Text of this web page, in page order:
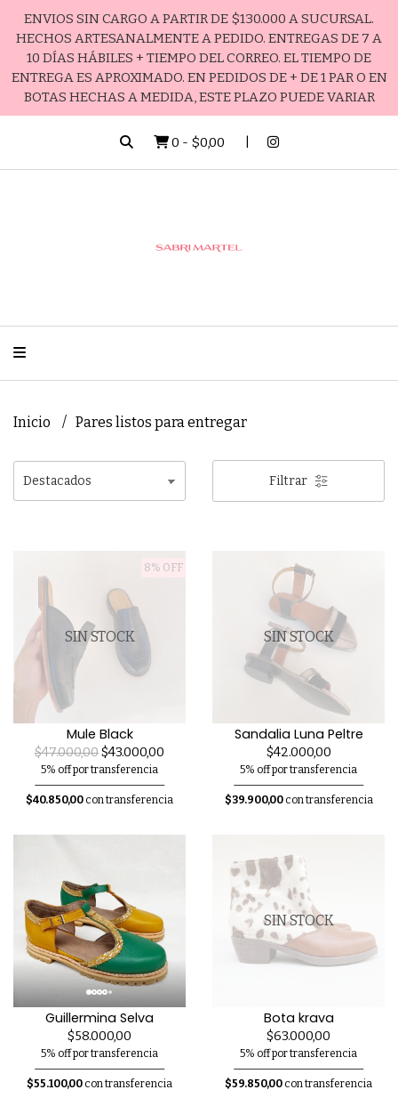
ENVIOS SIN CARGO A PARTIR DE $130.000 A SUCURSAL.
HECHOS ARTESANALMENTE A PEDIDO. ENTREGAS DE 7 A
10 DÍAS HÁBILES + TIEMPO DEL CORREO. EL TIEMPO DE
ENTREGA ES APROXIMADO. EN PEDIDOS DE + DE 1 PAR O EN
BOTAS HECHAS A MEDIDA, ESTE PLAZO PUEDE VARIAR
0 - $0,00
Inicio Pares listos para entregar
Filtrar
8% OFF
SIN STOCK
Mule Black
$47.000,00$43.000,00
5% off por transferencia
$40.850,00 con transferencia
SIN STOCK
Sandalia Luna Peltre
$42.000,00
5% off por transferencia
$39.900,00con transferencia
Guillermina Selva
$58.000,00
5% off por transferencia
$55.100,00 con transferencia
SIN STOCK
Bota krava
$63.000,00
5% off por transferencia
$59.850,00 con transferencia